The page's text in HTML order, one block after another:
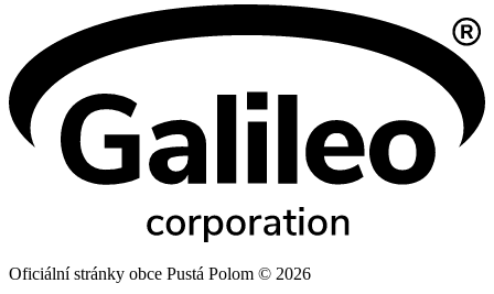
Oficiální stránky obce Pustá Polom © 2026